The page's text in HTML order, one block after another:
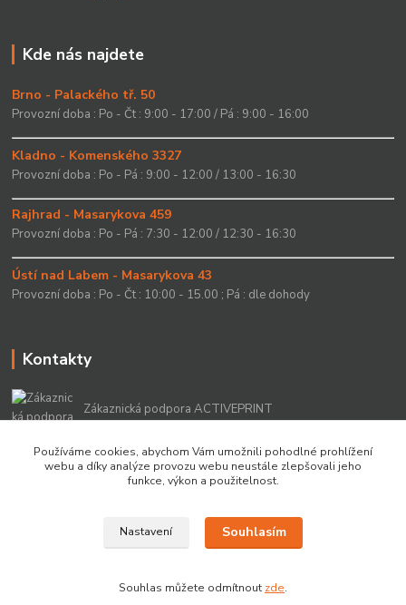
Kde nás najdete
Brno - Palackého tř. 50
Provozní doba : Po - Čt : 9:00 - 17:00 / Pá : 9:00 - 16:00
Kladno - Komenského 3327
Provozní doba : Po - Pá : 9:00 - 12:00 / 13:00 - 16:30
Rajhrad - Masarykova 459
Provozní doba : Po - Pá : 7:30 - 12:00 / 12:30 - 16:30
Ústí nad Labem - Masarykova 43
Provozní doba : Po - Čt : 10:00 - 15.00 ; Pá : dle dohody
Kontakty
Zákaznická podpora ACTIVEPRINT
+420 549 213 756
info@activeprint.cz
Copyright 2022 © ActivePrint s.r.o.
Používáme cookies, abychom Vám umožnili pohodlné prohlížení
webu a díky analýze provozu webu neustále zlepšovali jeho
funkce, výkon a použitelnost.
Nastavení Souhlasím
Souhlas můžete odmítnout zde.